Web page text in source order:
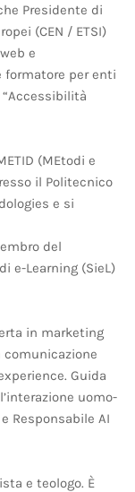
Presidente di
(CEN / ETSI)
e
formatore per enti
(MEtodi e
il Politecnico
e si
del
e-Learning (SieL)
in marketing
comunicazione
Guida
uomo-
Responsabile AI
e teologo. È